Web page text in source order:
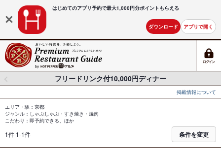
はじめてのアプリ予約で最大1,000円分ポイントもらえる
ダウンロード アプリで開く
フリードリンク付10,000円ディナー
掲載情報について
エリア・駅：京都
ジャンル：しゃぶしゃぶ・すき焼き・焼肉
こだわり：即予約できる、ほか
1件 1-1件 条件を変更